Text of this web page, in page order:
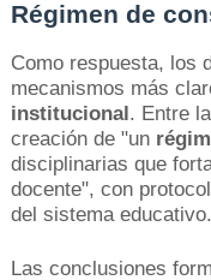
Régimen de
Como respuesta, los
mecanismos más
institucional . Entre
creación de "un
disciplinarias que
docente", con
del sistema educativo.
Las conclusiones